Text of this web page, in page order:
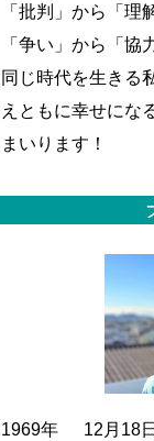
「批判」から「理
「争い」から「協
同じ時代を生きる
えともに幸せにな
まいります！
1969年
12月18